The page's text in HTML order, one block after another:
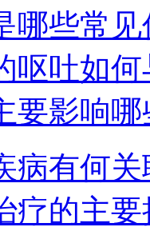
哪些常
呕吐如
要影响
病有何
疗的主